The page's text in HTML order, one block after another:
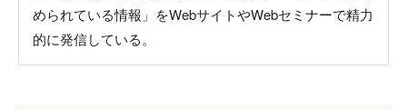
められている情報」をWebサイトやWebセミナーで精力
的に発信している。